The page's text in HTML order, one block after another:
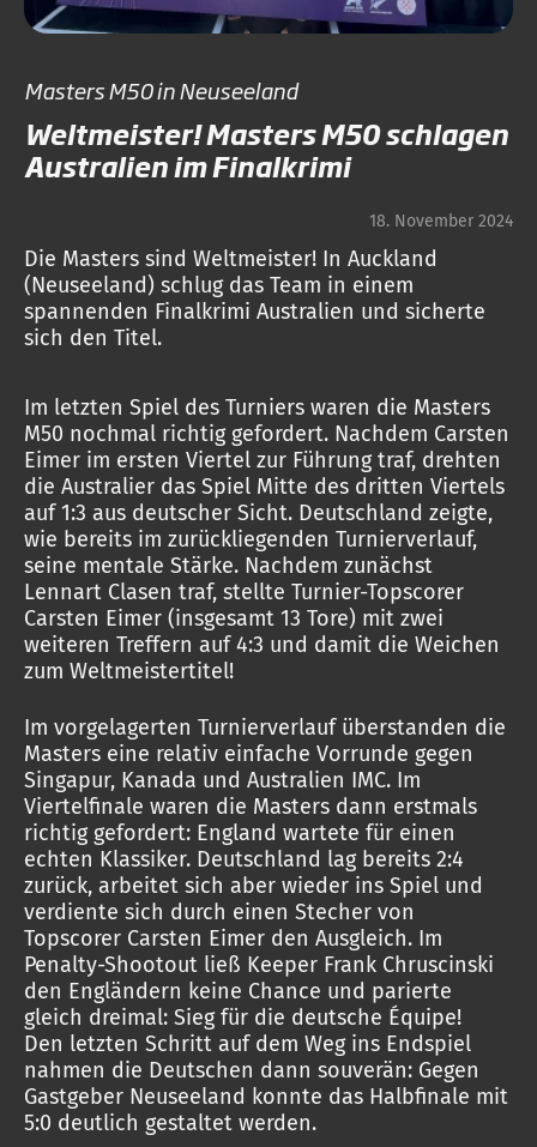
Masters M50 in Neuseeland
Weltmeister! Masters M50 schlagen
Australien im Finalkrimi
18. November 2024
Die Masters sind Weltmeister! In Auckland
(Neuseeland) schlug das Team in einem
spannenden Finalkrimi Australien und sicherte
sich den Titel.
Im letzten Spiel des Turniers waren die Masters
M50 nochmal richtig gefordert. Nachdem Carsten
Eimer im ersten Viertel zur Führung traf, drehten
die Australier das Spiel Mitte des dritten Viertels
auf 1:3 aus deutscher Sicht. Deutschland zeigte,
wie bereits im zurückliegenden Turnierverlauf,
seine mentale Stärke. Nachdem zunächst
Lennart Clasen traf, stellte Turnier-Topscorer
Carsten Eimer (insgesamt 13 Tore) mit zwei
weiteren Treffern auf 4:3 und damit die Weichen
zum Weltmeistertitel!
Im vorgelagerten Turnierverlauf überstanden die
Masters eine relativ einfache Vorrunde gegen
Singapur, Kanada und Australien IMC. Im
Viertelfinale waren die Masters dann erstmals
richtig gefordert: England wartete für einen
echten Klassiker. Deutschland lag bereits 2:4
zurück, arbeitet sich aber wieder ins Spiel und
verdiente sich durch einen Stecher von
Topscorer Carsten Eimer den Ausgleich. Im
Penalty-Shootout ließ Keeper Frank Chruscinski
den Engländern keine Chance und parierte
gleich dreimal: Sieg für die deutsche Équipe!
Den letzten Schritt auf dem Weg ins Endspiel
nahmen die Deutschen dann souverän: Gegen
Gastgeber Neuseeland konnte das Halbfinale mit
5:0 deutlich gestaltet werden.